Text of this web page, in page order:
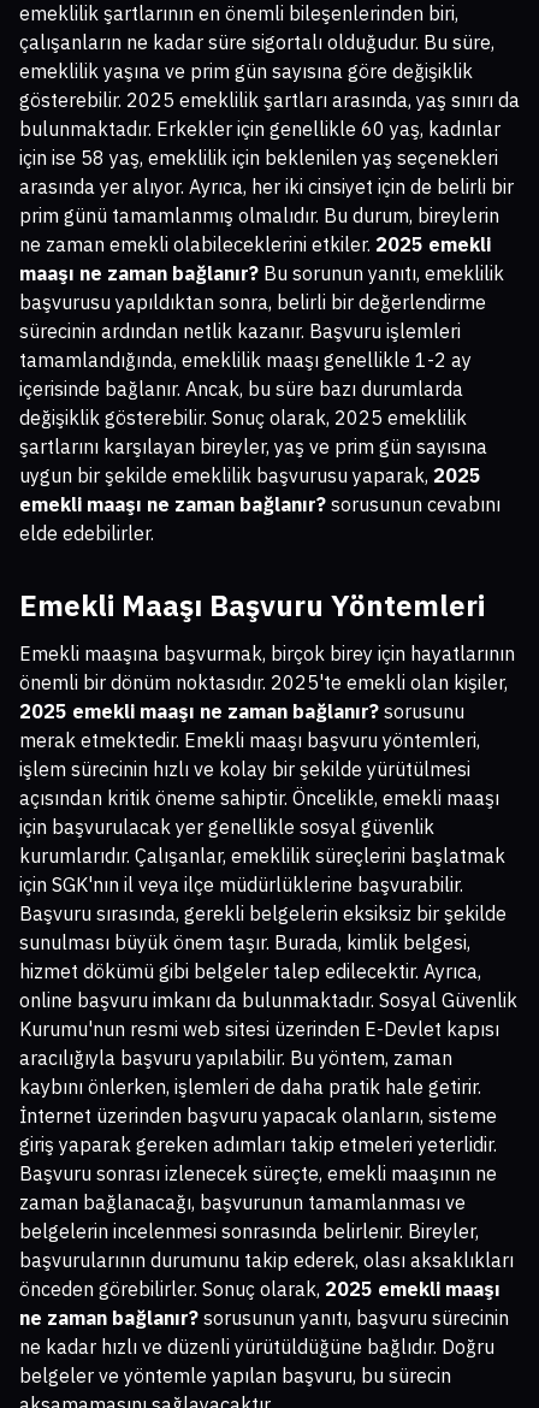
emeklilik şartlarının en önemli bileşenlerinden biri,
çalışanların ne kadar süre sigortalı olduğudur. Bu süre,
emeklilik yaşına ve prim gün sayısına göre değişiklik
gösterebilir. 2025 emeklilik şartları arasında, yaş sınırı da
bulunmaktadır. Erkekler için genellikle 60 yaş, kadınlar
için ise 58 yaş, emeklilik için beklenilen yaş seçenekleri
arasında yer alıyor. Ayrıca, her iki cinsiyet için de belirli bir
prim günü tamamlanmış olmalıdır. Bu durum, bireylerin
ne zaman emekli olabileceklerini etkiler. 2025 emekli
maaşı ne zaman bağlanır? Bu sorunun yanıtı, emeklilik
başvurusu yapıldıktan sonra, belirli bir değerlendirme
sürecinin ardından netlik kazanır. Başvuru işlemleri
tamamlandığında, emeklilik maaşı genellikle 1-2 ay
içerisinde bağlanır. Ancak, bu süre bazı durumlarda
değişiklik gösterebilir. Sonuç olarak, 2025 emeklilik
şartlarını karşılayan bireyler, yaş ve prim gün sayısına
uygun bir şekilde emeklilik başvurusu yaparak, 2025
emekli maaşı ne zaman bağlanır? sorusunun cevabını
elde edebilirler.
Emekli Maaşı Başvuru Yöntemleri
Emekli maaşına başvurmak, birçok birey için hayatlarının
önemli bir dönüm noktasıdır. 2025'te emekli olan kişiler,
2025 emekli maaşı ne zaman bağlanır? sorusunu
merak etmektedir. Emekli maaşı başvuru yöntemleri,
işlem sürecinin hızlı ve kolay bir şekilde yürütülmesi
açısından kritik öneme sahiptir. Öncelikle, emekli maaşı
için başvurulacak yer genellikle sosyal güvenlik
kurumlarıdır. Çalışanlar, emeklilik süreçlerini başlatmak
için SGK'nın il veya ilçe müdürlüklerine başvurabilir.
Başvuru sırasında, gerekli belgelerin eksiksiz bir şekilde
sunulması büyük önem taşır. Burada, kimlik belgesi,
hizmet dökümü gibi belgeler talep edilecektir. Ayrıca,
online başvuru imkanı da bulunmaktadır. Sosyal Güvenlik
Kurumu'nun resmi web sitesi üzerinden E-Devlet kapısı
aracılığıyla başvuru yapılabilir. Bu yöntem, zaman
kaybını önlerken, işlemleri de daha pratik hale getirir.
İnternet üzerinden başvuru yapacak olanların, sisteme
giriş yaparak gereken adımları takip etmeleri yeterlidir.
Başvuru sonrası izlenecek süreçte, emekli maaşının ne
zaman bağlanacağı, başvurunun tamamlanması ve
belgelerin incelenmesi sonrasında belirlenir. Bireyler,
başvurularının durumunu takip ederek, olası aksaklıkları
önceden görebilirler. Sonuç olarak, 2025 emekli maaşı
ne zaman bağlanır? sorusunun yanıtı, başvuru sürecinin
ne kadar hızlı ve düzenli yürütüldüğüne bağlıdır. Doğru
belgeler ve yöntemle yapılan başvuru, bu sürecin